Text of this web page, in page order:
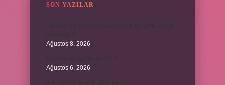
SON YAZILAR
Turkcell’de 2025 yılında hat üstüne alma ücreti
Ağustos 8, 2026
Ağustos 6, 2026